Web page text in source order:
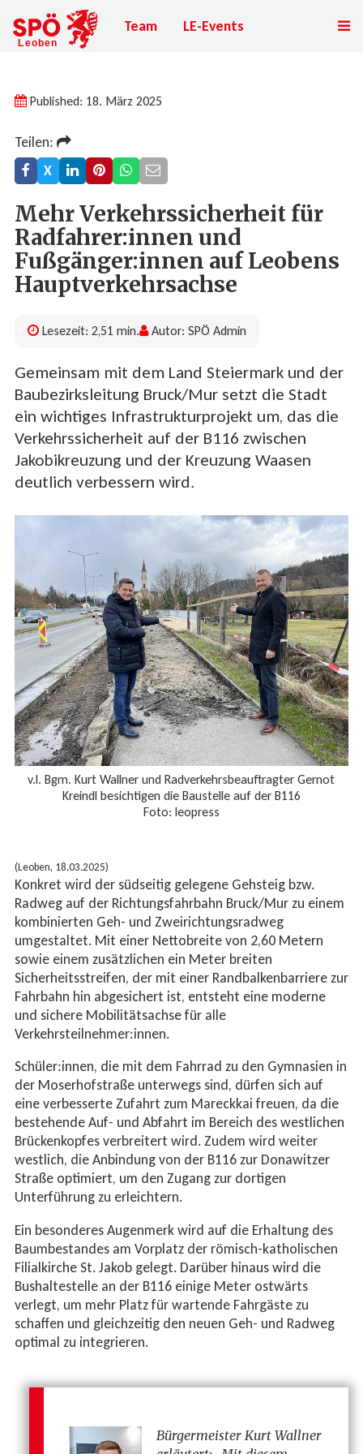
Team LE-Events
Published: 18. März 2025
Teilen:
X
Mehr Verkehrssicherheit für
Radfahrer:innen und
Fußgänger:innen auf Leobens
Hauptverkehrsachse
Lesezeit: 2,51 min. Autor: SPÖ Admin
Gemeinsam mit dem Land Steiermark und der
Baubezirksleitung Bruck/Mur setzt die Stadt
ein wichtiges Infrastrukturprojekt um, das die
Verkehrssicherheit auf der B116 zwischen
Jakobikreuzung und der Kreuzung Waasen
deutlich verbessern wird.
v.l. Bgm. Kurt Wallner und Radverkehrsbeauftragter Gernot
Kreindl besichtigen die Baustelle auf der B116
Foto: leopress
(Leoben, 18.03.2025)
Konkret wird der südseitig gelegene Gehsteig bzw.
Radweg auf der Richtungsfahrbahn Bruck/Mur zu einem
kombinierten Geh- und Zweirichtungsradweg
umgestaltet. Mit einer Nettobreite von 2,60 Metern
sowie einem zusätzlichen ein Meter breiten
Sicherheitsstreifen, der mit einer Randbalkenbarriere zur
Fahrbahn hin abgesichert ist, entsteht eine moderne
und sichere Mobilitätsachse für alle
Verkehrsteilnehmer:innen.
Schüler:innen, die mit dem Fahrrad zu den Gymnasien in
der Moserhofstraße unterwegs sind, dürfen sich auf
eine verbesserte Zufahrt zum Mareckkai freuen, da die
bestehende Auf- und Abfahrt im Bereich des westlichen
Brückenkopfes verbreitert wird. Zudem wird weiter
westlich, die Anbindung von der B116 zur Donawitzer
Straße optimiert, um den Zugang zur dortigen
Unterführung zu erleichtern.
Ein besonderes Augenmerk wird auf die Erhaltung des
Baumbestandes am Vorplatz der römisch-katholischen
Filialkirche St. Jakob gelegt. Darüber hinaus wird die
Bushaltestelle an der B116 einige Meter ostwärts
verlegt, um mehr Platz für wartende Fahrgäste zu
schaffen und gleichzeitig den neuen Geh- und Radweg
optimal zu integrieren.
Bürgermeister Kurt Wallner